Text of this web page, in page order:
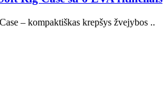
– kompaktiškas krepšys žvejybos ..